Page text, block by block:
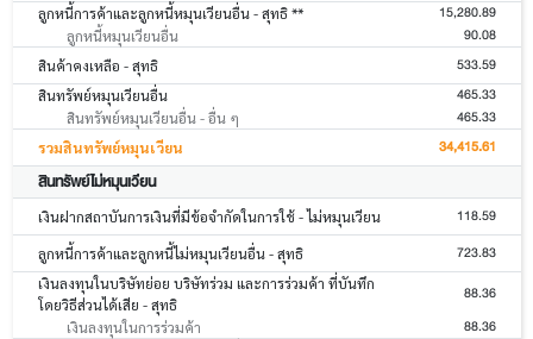
ลูกหนี้การค้าและลูกหนี้หมุนเวียนอื่น - สุทธิ ** 15,280.89
ลูกหนี้หมุนเวียนอื่น 90.08
สินค้าคงเหลือ - สุทธิ 533.59
สินทรัพย์หมุนเวียนอื่น 465.33
สินทรัพย์หมุนเวียนอื่น - อื่น ๆ 465.33
รวมสินทรัพย์หมุนเวียน 34,415.61
สินทรัพย์ไม่หมุนเวียน
เงินฝากสถาบันการเงินที่มีข้อจำกัดในการใช้ - ไม่หมุนเวียน 118.59
ลูกหนี้การค้าและลูกหนี้ไม่หมุนเวียนอื่น - สุทธิ 723.83
เงินลงทุนในบริษัทย่อย บริษัทร่วม และการร่วมค้า ที่บันทึก
โดยวิธีส่วนได้เสีย - สุทธิ
88.36
เงินลงทุนในการร่วมค้า 88.36